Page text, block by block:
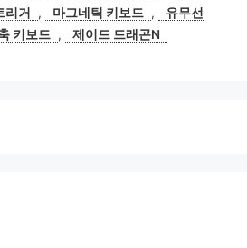
리거 , 마그네틱 키보드 ,
유무선
키보드 , 제이드 드래곤N